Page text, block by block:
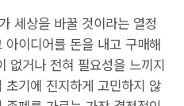
세상을 바꿀 것이라는 열정
이디어를 돈을 내고 구매해
없거나 전혀 필요성을 느끼지
기에 진지하게 고민하지 않